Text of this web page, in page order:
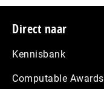
Footer
Direct naar
Kennisbank
Computable Awards